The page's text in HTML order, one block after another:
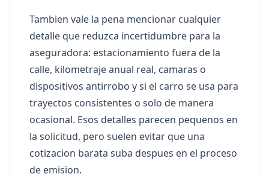
Tambien vale la pena mencionar cualquier
detalle que reduzca incertidumbre para la
aseguradora: estacionamiento fuera de la
calle, kilometraje anual real, camaras o
dispositivos antirrobo y si el carro se usa para
trayectos consistentes o solo de manera
ocasional. Esos detalles parecen pequenos en
la solicitud, pero suelen evitar que una
cotizacion barata suba despues en el proceso
de emision.